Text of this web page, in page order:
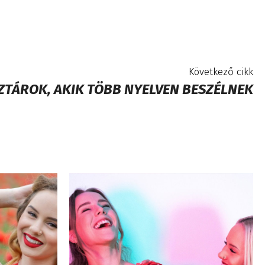
Következő cikk
AKIK TÖBB NYELVEN BESZÉLNEK